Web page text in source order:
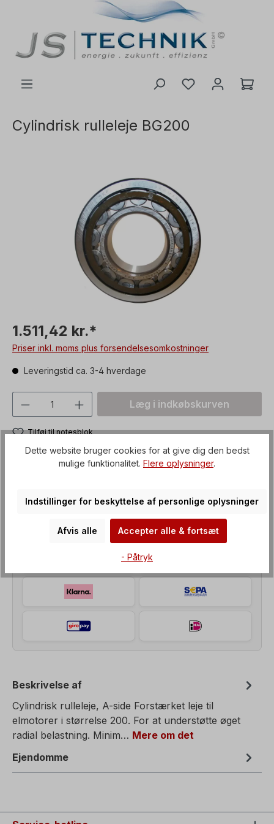
Cylindrisk rulleleje BG200
1.511,42 kr.*
Priser inkl. moms plus forsendelsesomkostninger
Leveringstid ca. 3-4 hverdage
Produktmængde: Indtast den
Læg i indkøbskurven
Tilføj til notesblok
Produktnummer:Z63122RSC3
Beskrivelse af
Cylindrisk rulleleje, A-side Forstærket leje til
elmotorer i størrelse 200. For at understøtte øget
radial belastning. Minim… Mere om det
Ejendomme
Dette website bruger cookies for at give dig den bedst
mulige funktionalitet. Flere oplysninger.
Indstillinger for beskyttelse af personlige oplysninger
Afvis alle Accepter alle & fortsæt
- Påtryk